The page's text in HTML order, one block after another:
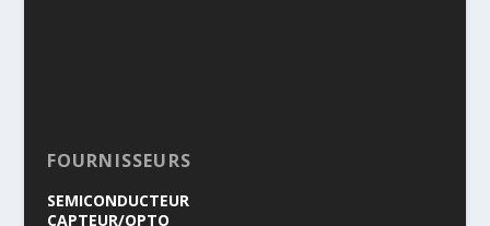
FOURNISSEURS
SEMICONDUCTEUR
CAPTEUR/OPTO